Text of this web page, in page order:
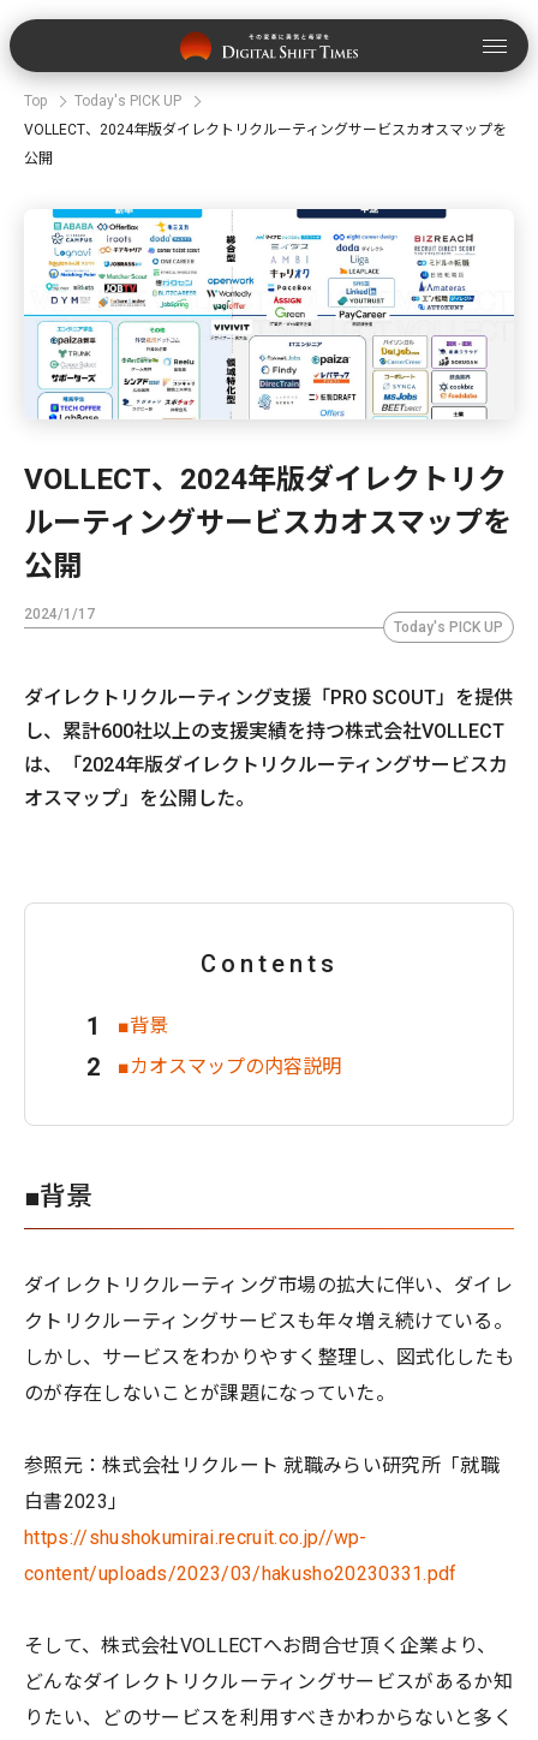
Top
Today's PICK UP
VOLLECT、2024年版ダイレクトリクルーティングサービスカオスマップを
公開
VOLLECT、2024年版ダイレクトリク
ルーティングサービスカオスマップを
公開
2024/1/17
Today's PICK UP
ダイレクトリクルーティング支援「PRO SCOUT」を提供
し、累計600社以上の支援実績を持つ株式会社VOLLECT
は、「2024年版ダイレクトリクルーティングサービスカ
オスマップ」を公開した。
Contents
■背景
■カオスマップの内容説明
■背景
ダイレクトリクルーティング市場の拡大に伴い、ダイレ
クトリクルーティングサービスも年々増え続けている。
しかし、サービスをわかりやすく整理し、図式化したも
のが存在しないことが課題になっていた。
参照元：株式会社リクルート 就職みらい研究所「就職
白書2023」
https://shushokumirai.recruit.co.jp//wp-
content/uploads/2023/03/hakusho20230331.pdf
そして、株式会社VOLLECTへお問合せ頂く企業より、
どんなダイレクトリクルーティングサービスがあるか知
りたい、どのサービスを利用すべきかわからないと多く